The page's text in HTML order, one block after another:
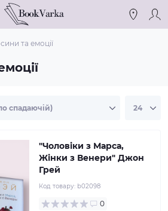
та емоції
"Чоловіки з Марса,
Жінки з Венери" Джон
Грей
Код товару: b02098
0